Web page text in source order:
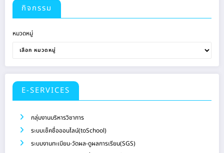
กิจกรรม
หมวดหมู่
E-SERVICES
กลุ่มงานบริหารวิชาการ
ระบบเช็คชื่อออนไลน์(toSchool)
ระบบงานทะเบียน-วัดผล-ดูผลการเรียน(SGS)